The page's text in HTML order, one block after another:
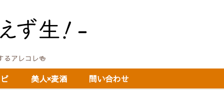
アレコレ🍻
美人×麦酒 問い合わせ